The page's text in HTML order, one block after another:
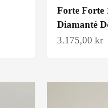
Forte Forte
Diamanté
Salgspris
3.175,00 kr